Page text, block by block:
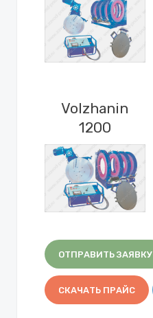
Volzhanin
1200
ОТПРАВИТЬ ЗАЯВКУ
СКАЧАТЬ ПРАЙС